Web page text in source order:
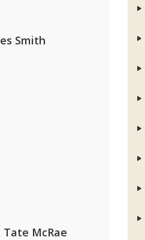
Smith
McRae